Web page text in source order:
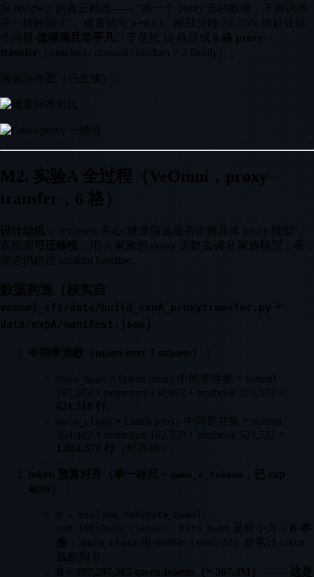
应 reviewer 的真正顾虑—— "换一个 proxy 选的数据，下游训练
还一样好吗？"。难度信号 ρ=0.63、尾部分歧 35–55% 恰好让这
个问题
值得测且非平凡 。于是把 18 格压成 6 格 proxy-
transfer
（matched / crossed / random × 2 family）。
两张分布图（已生成）：
M2. 实验A 全过程（VeOmni，proxy-
transfer，6 格）
reviewer 关心"难度筛选是否依赖具体 proxy 模型"。
：用 A 家族的 proxy 选数去训 B 家族模型，看
能否仍超过 random baseline。
数据构造（核实自
veomni_sft/data/build_expA_proxytransfer.py +
data/expA/manifest.json ）
中间带选数（union over 3 subsets）：
= Qwen proxy 中间带并集 = natural
197,074 + nemotron 150,872 + textbook 273,572 =
621,518 行
Data_Llama
= Llama proxy 中间带并集 = natural
364,482 + nemotron 162,558 + textbook 524,532 =
（对齐前）。
token 预算对齐（单一标尺 = qwen_n_tokens
，已 cap
4096）：
B = min(sum_tok(Data_Qwen),
sum_tok(Data_Llama))
Data_Qwen 是较小方 =
B 本
用 shuffle（seed=42）按累计 token
截断到 B。
B = 507,297,565 qwen-tokens（≈ 507.3M）
—— 这是